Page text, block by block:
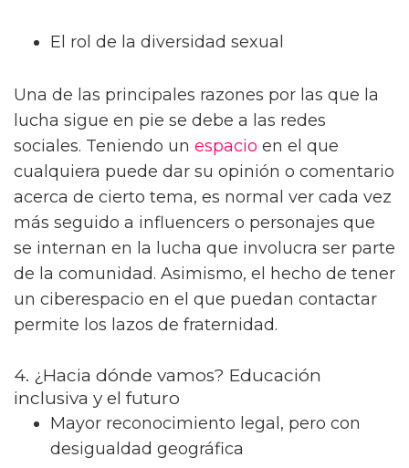
El rol de la diversidad sexual
Una de las principales razones por las que la
lucha sigue en pie se debe a las redes
sociales. Teniendo un espacio en el que
cualquiera puede dar su opinión o comentario
acerca de cierto tema, es normal ver cada vez
más seguido a influencers o personajes que
se internan en la lucha que involucra ser parte
de la comunidad. Asimismo, el hecho de tener
un ciberespacio en el que puedan contactar
permite los lazos de fraternidad.
4. ¿Hacia dónde vamos? Educación
inclusiva y el futuro
Mayor reconocimiento legal, pero con
desigualdad geográfica